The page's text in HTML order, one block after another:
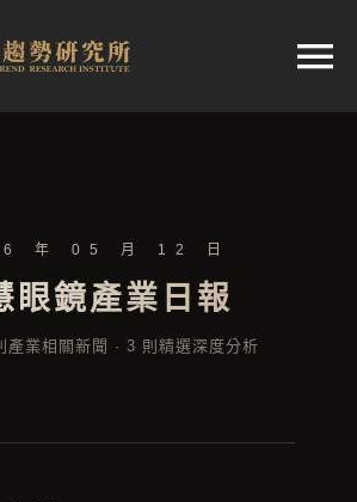
年 05 月 12 日
眼鏡產業日報
產業相關新聞 · 3 則精選深度分析